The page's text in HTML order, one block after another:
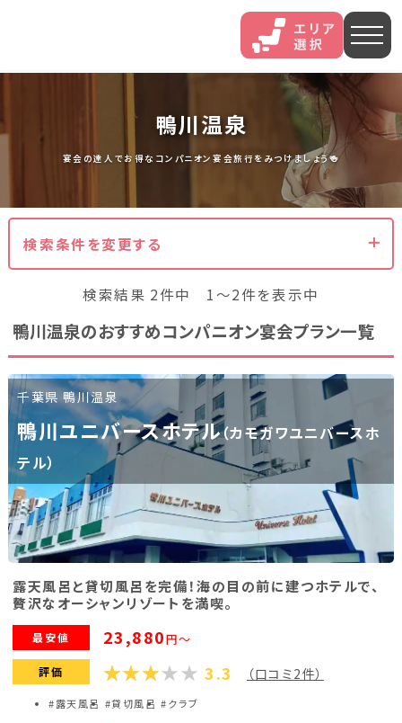
石和 伊香保 熱海
鬼怒川
いわき湯本 越後湯沢
山中 あわら 菊池
北海道・東北
北海道(13) 岩手県(3) 山形県(3)
宮城県(8)
福島県(26)
関東
栃木県(17) 群馬県(25)
茨城県(4)
埼玉県(1)
東京都(9)
千葉県(14)
神奈川県(14)
東海
静岡県(44) 愛知県(15)
鴨川温泉
宴会の達人でお得なコンパニオン宴会旅行をみつけましょう🍻
検索条件を変更する
検索結果 2件中 1～2件を表示中
鴨川温泉のおすすめコンパニオン宴会プラン一覧
千葉県 鴨川温泉
鴨川ユニバースホテル（カモガワユニバースホ
テル）
露天風呂と貸切風呂を完備！海の目の前に建つホテルで、
贅沢なオーシャンリゾートを満喫。
最安値 23,880円～
評価 3.3 （口コミ2件）
#露天風呂 #貸切風呂 #クラブ